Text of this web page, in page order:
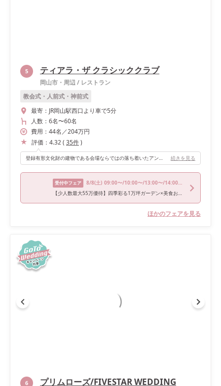
5
岡山市・周辺/ レストラン
ティアラ・ザ クラシッククラブ
教会式・人前式・神前式
最寄： JR岡山駅西口より車で5分
人数： 6名〜60名
費用： 44名 ／204万円
評価： 4.32( 35件)
登録有形文化財の建物である会場ならではの落ち着いたアンティークな雰囲気の中、大切なゲストの方々と集まり楽しく過ごせたのが最高でした。 大きすぎず、こじんまりとした会場でゲストの方々との距離も近く気張らずにリラックスして楽しむことができました。 続きを見る
受付中フェア 8/8(土) 09:00〜/10:00〜/13:00〜/14:00〜/17:00〜
【少人数最大55万優待】四季彩る1万坪ガーデン×美食おもてなしW
ほかのフェアを見る
6 プリムローズ/FIVESTAR WEDDING